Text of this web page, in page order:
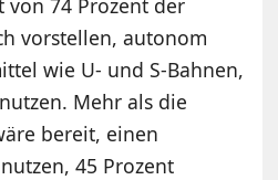
vorstellen, autonom
wie U- und S-Bahnen,
Mehr als die
bereit, einen
45 Prozent